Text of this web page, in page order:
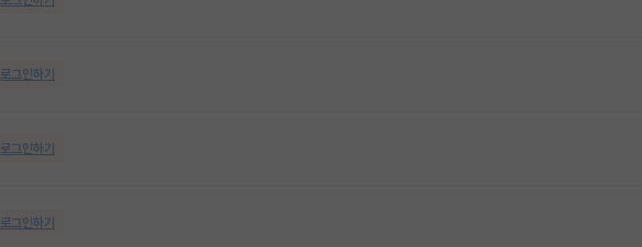
로그인하기
로그인하기
로그인하기